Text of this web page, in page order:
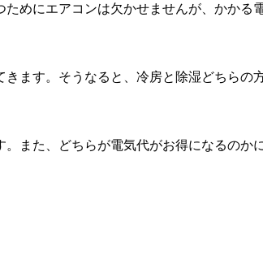
めにエアコンは欠かせませんが、かかる
ます。そうなると、冷房と除湿どちらの
また、どちらが電気代がお得になるのか